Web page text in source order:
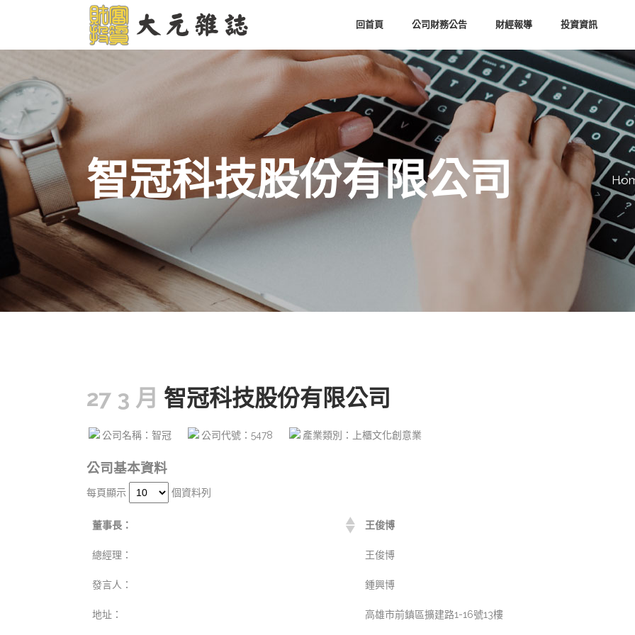
回首頁 公司財務公告 財經報導 投資資訊
智冠科技股份有限公司
27 3 月 智冠科技股份有限公司
公司名稱：智冠 公司代號：5478 產業類別：上櫃文化創意業
公司基本資料
每頁顯示 個資料列
董事長： 王俊博
總經理： 王俊博
發言人： 鍾興博
地址： 高雄市前鎮區擴建路1-16號13樓